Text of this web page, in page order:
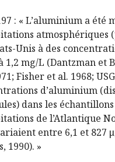
: « L’aluminium a été
atmosphériques
Unis à des
1,2 mg/L (Dantzman et
Fisher et al. 1968;
d’aluminium
dans les
de l’Atlantique
entre 6,1 et 827
1990). »